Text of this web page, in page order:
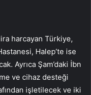
harcayan Türkiye,
Halep’te ise
Ayrıca Şam’daki İbn
ve cihaz desteği
işletilecek ve iki